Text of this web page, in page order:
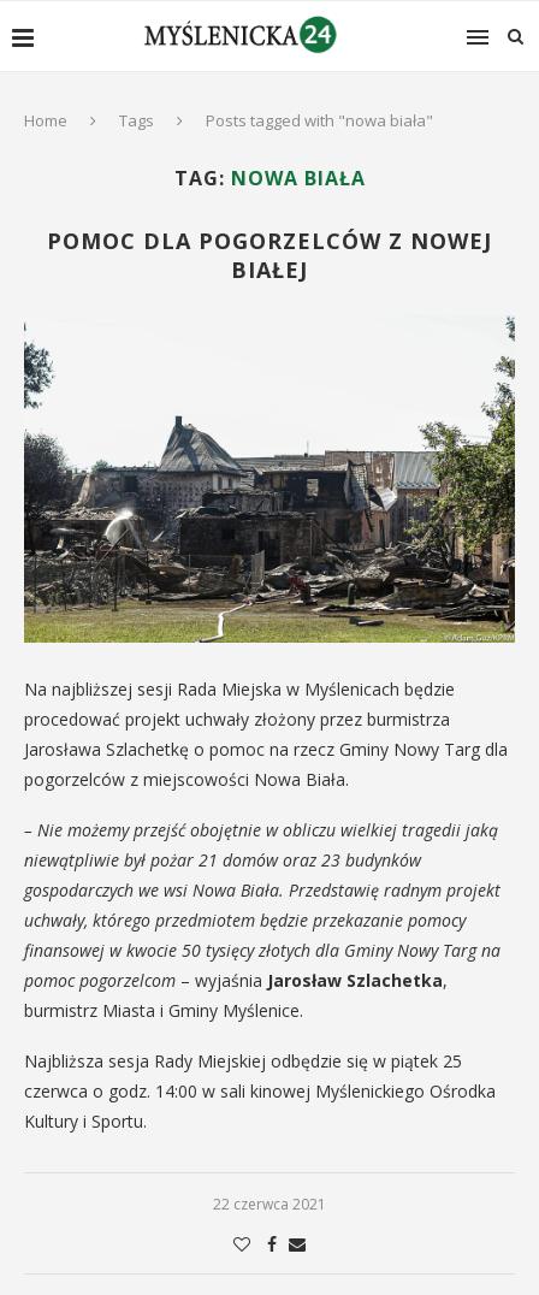
Home Tags Posts tagged with "nowa biała"
TAG: NOWA BIAŁA
POMOC DLA POGORZELCÓW Z NOWEJ
BIAŁEJ
Na najbliższej sesji Rada Miejska w Myślenicach będzie
procedować projekt uchwały złożony przez burmistrza
Jarosława Szlachetkę o pomoc na rzecz Gminy Nowy Targ dla
pogorzelców z miejscowości Nowa Biała.
– Nie możemy przejść obojętnie w obliczu wielkiej tragedii jaką
niewątpliwie był pożar 21 domów oraz 23 budynków
gospodarczych we wsi Nowa Biała. Przedstawię radnym projekt
uchwały, którego przedmiotem będzie przekazanie pomocy
finansowej w kwocie 50 tysięcy złotych dla Gminy Nowy Targ na
pomoc pogorzelcom – wyjaśnia Jarosław Szlachetka,
burmistrz Miasta i Gminy Myślenice.
Najbliższa sesja Rady Miejskiej odbędzie się w piątek 25
czerwca o godz. 14:00 w sali kinowej Myślenickiego Ośrodka
Kultury i Sportu.
22 czerwca 2021